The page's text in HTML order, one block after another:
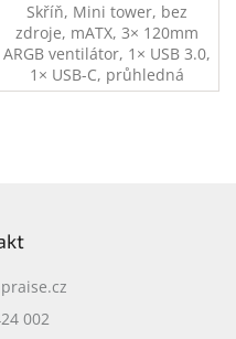
Skříň, Mini tower, bez
zdroje, mATX, 3× 120mm
ARGB ventilátor, 1× USB 3.0,
1× USB-C, průhledná
bočnice a přední panel,
002